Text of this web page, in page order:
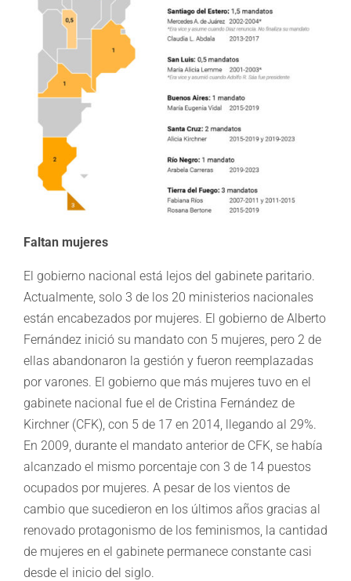
Faltan mujeres
El gobierno nacional está lejos del gabinete paritario.
Actualmente, solo 3 de los 20 ministerios nacionales
están encabezados por mujeres. El gobierno de Alberto
Fernández inició su mandato con 5 mujeres, pero 2 de
ellas abandonaron la gestión y fueron reemplazadas
por varones. El gobierno que más mujeres tuvo en el
gabinete nacional fue el de Cristina Fernández de
Kirchner (CFK), con 5 de 17 en 2014, llegando al 29%.
En 2009, durante el mandato anterior de CFK, se había
alcanzado el mismo porcentaje con 3 de 14 puestos
ocupados por mujeres. A pesar de los vientos de
cambio que sucedieron en los últimos años gracias al
renovado protagonismo de los feminismos, la cantidad
de mujeres en el gabinete permanece constante casi
desde el inicio del siglo.